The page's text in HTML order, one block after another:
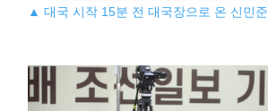
▲ 대국 시작 15분 전 대국장으로 온 신민준.